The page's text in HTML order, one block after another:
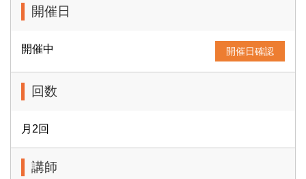
開催日
開催中 開催日確認
回数
月2回
講師